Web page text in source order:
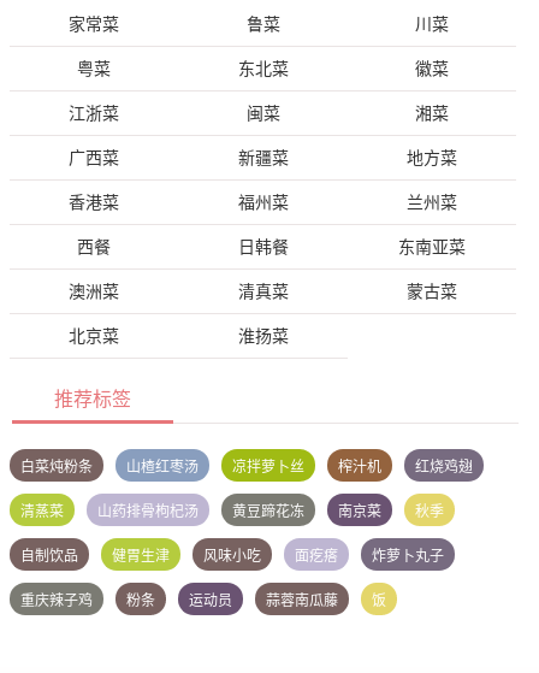
家常菜 鲁菜 川菜
粤菜 东北菜 徽菜
江浙菜 闽菜 湘菜
广西菜 新疆菜 地方菜
香港菜 福州菜 兰州菜
西餐 日韩餐 东南亚菜
澳洲菜 清真菜 蒙古菜
北京菜 淮扬菜
推荐标签
白菜炖粉条 山楂红枣汤 凉拌萝卜丝 榨汁机 红烧鸡翅
清蒸菜 山药排骨枸杞汤 黄豆蹄花冻 南京菜 秋季
自制饮品 健胃生津 风味小吃 面疙瘩 炸萝卜丸子
重庆辣子鸡 粉条 运动员 蒜蓉南瓜藤 饭